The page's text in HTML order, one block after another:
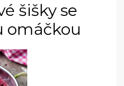
šišky se
omáčkou